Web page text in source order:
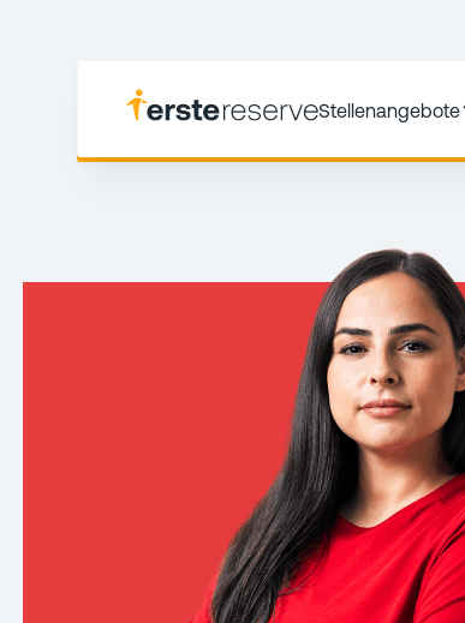
Stellenangebote